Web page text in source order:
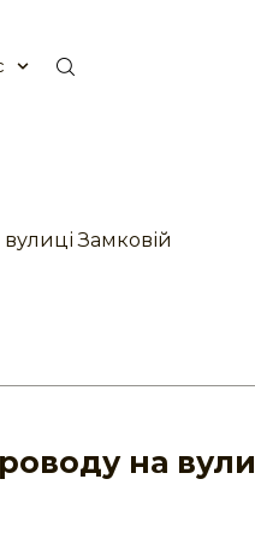
Замковій
на